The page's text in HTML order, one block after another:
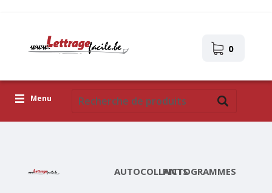
0
Menu
AUTOCOLLANTSPICTOGRAMMES